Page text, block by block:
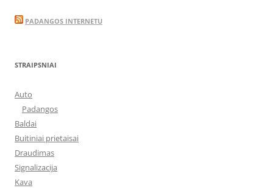
PADANGOS INTERNETU
STRAIPSNIAI
Auto
Padangos
Baldai
Buitiniai prietaisai
Draudimas
Signalizacija
Kava